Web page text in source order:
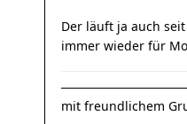
Der läuft ja auch
immer wieder für
mit freundlichem